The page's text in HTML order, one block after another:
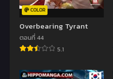
COLOR
Overbearing Tyrant
ตอนที่ 44
5.1